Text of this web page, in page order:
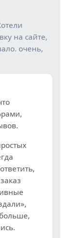
на сайте,
очень,